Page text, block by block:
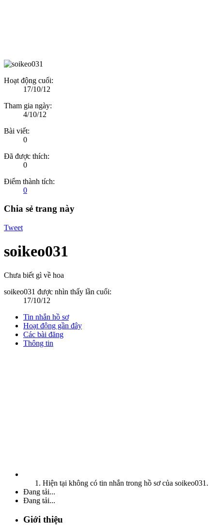
Hoạt động cuối:
17/10/12
Tham gia ngày:
4/10/12
Bài viết:
0
Đã được thích:
0
Điểm thành tích:
0
Chia sẻ trang này
Tweet
soikeo031
Chưa biết gì về hoa
soikeo031 được nhìn thấy lần cuối:
17/10/12
Tin nhắn hồ sơ
Hoạt động gần đây
Các bài đăng
Thông tin
Hiện tại không có tin nhắn trong hồ sơ của soikeo031.
Đang tải...
Đang tải...
Giới thiệu